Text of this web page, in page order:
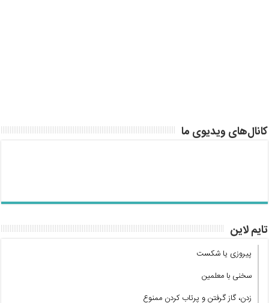
کانال‌های ویدیوی ما
تایم لاین
پیروزی یا شکست
سخنی با معلمین
زدن، گاز گرفتن و پرتاب کردن ممنوع